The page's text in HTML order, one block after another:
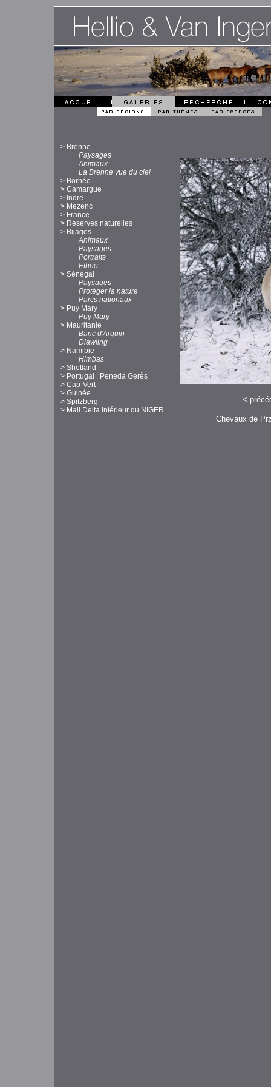
> Brenne
Paysages
Animaux
La Brenne vue du ciel
> Bornéo
> Camargue
> Indre
> Mezenc
> France
> Réserves naturelles
> Bijagos
Animaux
Paysages
Portraits
Ethno
> Sénégal
Paysages
Protéger la nature
Parcs nationaux
> Puy Mary
Puy Mary
> Mauritanie
Banc d'Arguin
Diawling
> Namibie
Himbas
> Shetland
> Portugal : Peneda Gerès
> Cap-Vert
> Guinée
> Spitzberg
> Mali Delta intérieur du NIGER
<
Chevaux de